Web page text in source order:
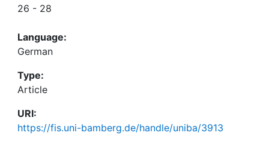
26 - 28
Language:
German
Type:
Article
URI:
https://fis.uni-bamberg.de/handle/uniba/3913